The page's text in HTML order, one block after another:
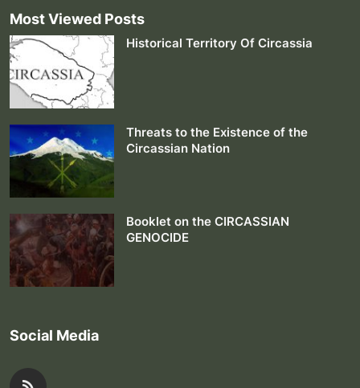
Most Viewed Posts
Historical Territory Of Circassia
Threats to the Existence of the
Circassian Nation
Booklet on the CIRCASSIAN
GENOCIDE
Social Media